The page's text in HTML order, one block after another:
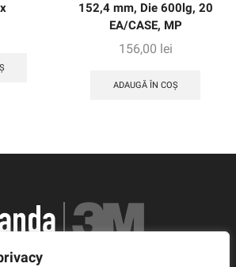
152,4 mm, Die 600lg, 20
EA/CASE, MP
156,00 lei
ADAUGĂ ÎN COȘ
Arad, Calea Timisorii, Nr. 11